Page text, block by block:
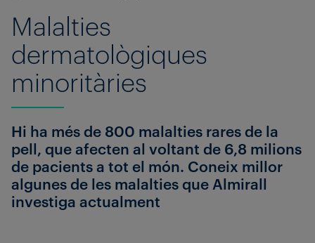
Malalties
dermatològiques
minoritàries
Hi ha més de 800 malalties rares de la
pell, que afecten al voltant de 6,8 milions
de pacients a tot el món. Coneix millor
algunes de les malalties que Almirall
investiga actualment